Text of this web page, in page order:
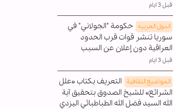
قبل 3 ايام
الدول العربیه حكومة "الجولاني" في
سوريا تنشر قوات قرب الحدود
العراقية دون إعلان عن السبب
قبل 3 ايام
المواضیع الثقافية التعريف بكتاب «علل
الشرائع» للشيخ الصدوق بتحقيق آية
الله السيد فضل الله الطباطبائي اليزدي